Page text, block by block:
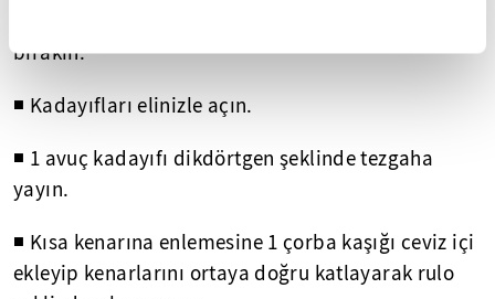
bırakın.
◾ Kadayıfları elinizle açın.
◾ 1 avuç kadayıfı dikdörtgen şeklinde tezgaha
yayın.
◾ Kısa kenarına enlemesine 1 çorba kaşığı ceviz içi
ekleyip kenarlarını ortaya doğru katlayarak rulo